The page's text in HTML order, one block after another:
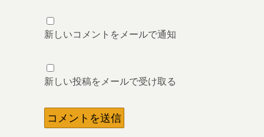
新しいコメントをメールで通知
新しい投稿をメールで受け取る